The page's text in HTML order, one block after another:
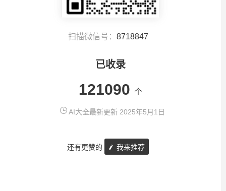
扫描微信号： 8718847
已收录
121090 个
AI大全最新更新 2025年5月1日
还有更赞的 我来推荐